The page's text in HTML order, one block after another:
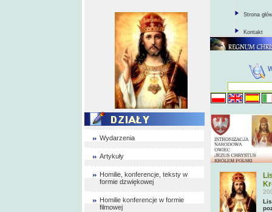
Wydarzenia
Artykuły
Homilie, konferencje, teksty w
formie dzwiękowej
Homilie konferencje w formie
filmowej
Strona
Kontakt